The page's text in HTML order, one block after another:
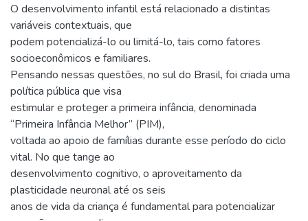
O desenvolvimento infantil está relacionado a distintas
variáveis contextuais, que
podem potencializá-lo ou limitá-lo, tais como fatores
socioeconômicos e familiares.
Pensando nessas questões, no sul do Brasil, foi criada uma
política pública que visa
estimular e proteger a primeira infância, denominada
“Primeira Infância Melhor” (PIM),
voltada ao apoio de famílias durante esse período do ciclo
vital. No que tange ao
desenvolvimento cognitivo, o aproveitamento da
plasticidade neuronal até os seis
anos de vida da criança é fundamental para potencializar